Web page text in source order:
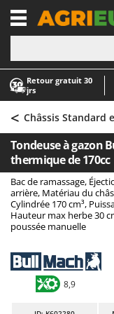
Retour gratuit 30
jrs
-1
A
Abris de jardin
Accessoires
Aérateurs
Arracheuses
Aspirateurs -
Aspirateurs à
Aspirateurs à
Aspirateurs
Atomiseurs
A
AgriEuro
AgriEuro TOP-
AGT
Aima
Airmec
AL-KO
Alce
Alpina
< Châssis Standard
Tondeuse à gazon
thermique de 170cc
Bac de ramassage,
arrière, Matériau du
Cylindrée 170 cm³,
Hauteur max herbe 30
poussée manuelle
8,9